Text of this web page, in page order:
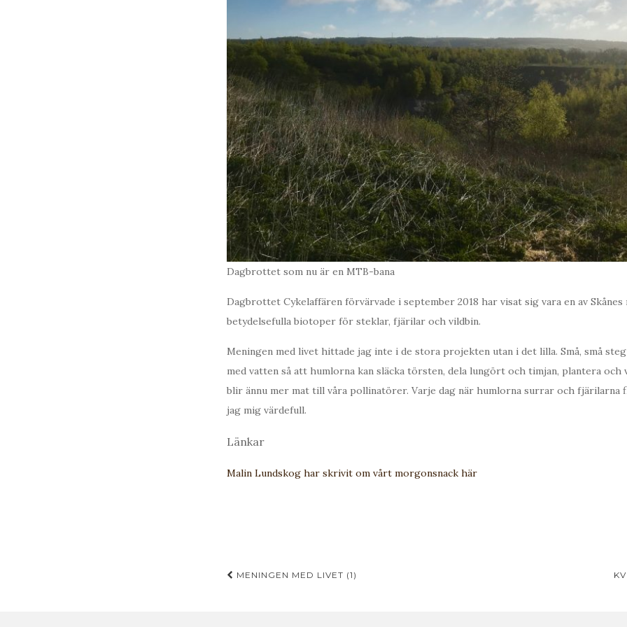
Dagbrottet som nu är en MTB-bana
Dagbrottet Cykelaffären förvärvade i september 2018 har visat sig vara en av Skånes
betydelsefulla biotoper för steklar, fjärilar och vildbin.
Meningen med livet hittade jag inte i de stora projekten utan i det lilla. Små, små
med vatten så att humlorna kan släcka törsten, dela lungört och timjan, plantera och
blir ännu mer mat till våra pollinatörer. Varje dag när humlorna surrar och fjärilarna
jag mig värdefull.
Länkar
Malin Lundskog har skrivit om vårt morgonsnack här
Inläggsnavigering
MENINGEN MED LIVET (1)